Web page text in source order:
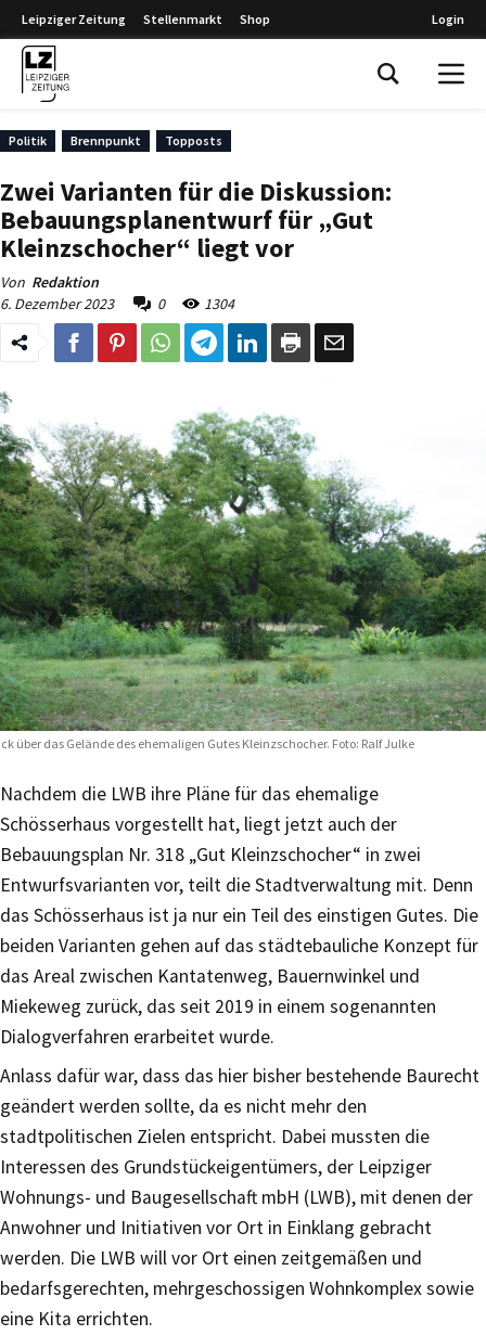
Leipziger Zeitung Stellenmarkt Shop Login
Politik Brennpunkt Topposts
Zwei Varianten für die Diskussion:
Bebauungsplanentwurf für „Gut
Kleinzschocher“ liegt vor
Von Redaktion
6. Dezember 2023
0 1304
über das Gelände des ehemaligen Gutes Kleinzschocher. Foto: Ralf Julke
Nachdem die LWB ihre Pläne für das ehemalige
Schösserhaus vorgestellt hat, liegt jetzt auch der
Bebauungsplan Nr. 318 „Gut Kleinzschocher“ in zwei
Entwurfsvarianten vor, teilt die Stadtverwaltung mit. Denn
das Schösserhaus ist ja nur ein Teil des einstigen Gutes. Die
beiden Varianten gehen auf das städtebauliche Konzept für
das Areal zwischen Kantatenweg, Bauernwinkel und
Miekeweg zurück, das seit 2019 in einem sogenannten
Dialogverfahren erarbeitet wurde.
Anlass dafür war, dass das hier bisher bestehende Baurecht
geändert werden sollte, da es nicht mehr den
stadtpolitischen Zielen entspricht. Dabei mussten die
Interessen des Grundstückeigentümers, der Leipziger
Wohnungs- und Baugesellschaft mbH (LWB), mit denen der
Anwohner und Initiativen vor Ort in Einklang gebracht
werden. Die LWB will vor Ort einen zeitgemäßen und
bedarfsgerechten, mehrgeschossigen Wohnkomplex sowie
eine Kita errichten.